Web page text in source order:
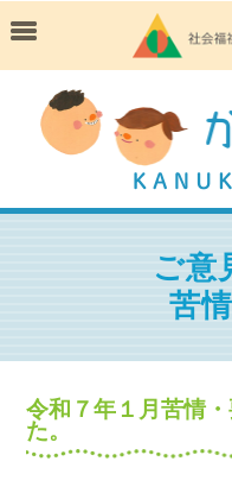
ご意
苦
令和７年１月苦情
た。